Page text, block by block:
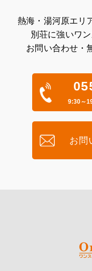
熱海・湯河原エリ
別荘に強いワ
お問い合わせ・
9:30～
お問